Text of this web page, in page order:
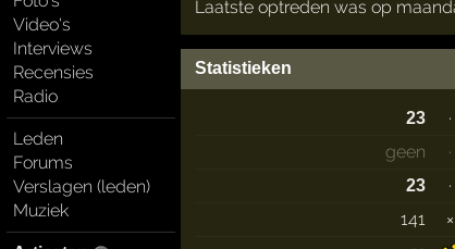
Video's
Interviews
Recensies
Radio
Leden
Forums
Verslagen (leden)
Muziek
Laatste optreden was op
Statistieken
23 ·
geen ·
23 ·
141 ×